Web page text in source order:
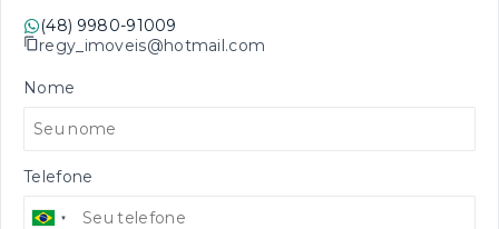
(48) 9980-91009
regy_imoveis@hotmail.com
Nome
Telefone